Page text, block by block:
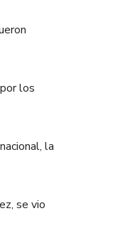
los
la
se vio